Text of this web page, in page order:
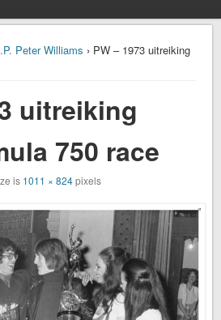
Peter Williams › PW – 1973 uitreiking
uitreiking
750 race
is 1011 × 824pixels